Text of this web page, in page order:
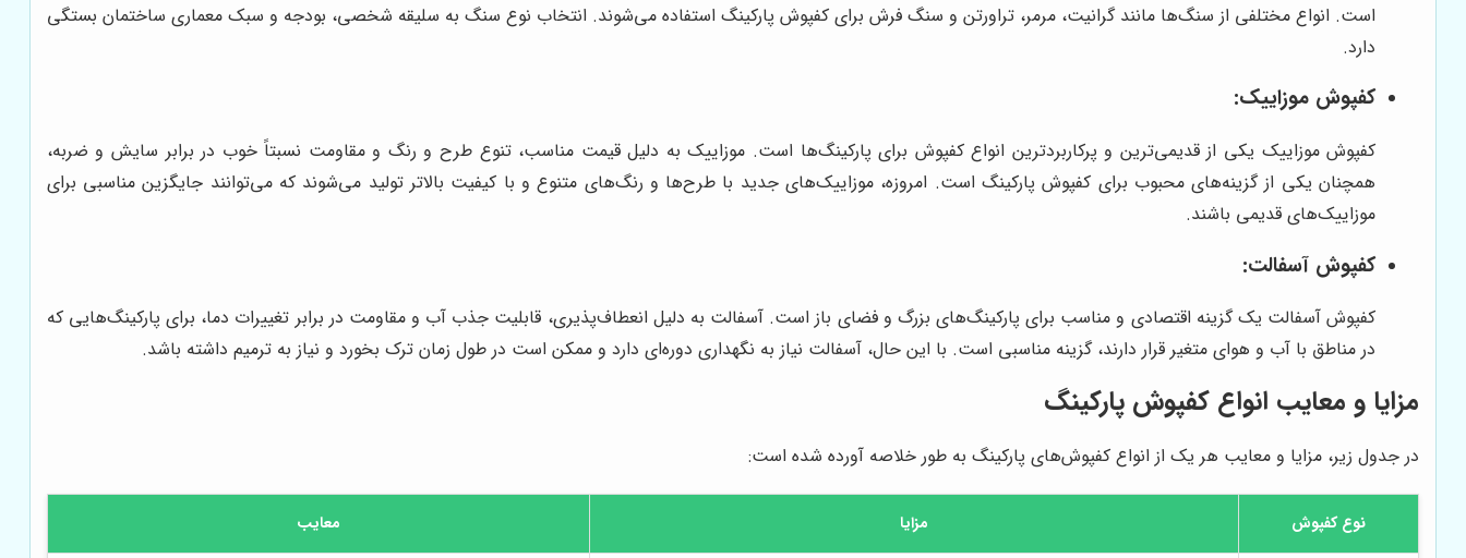
است. انواع مختلفی از سنگ‌ها مانند گرانیت، مرمر، تراورتن و سنگ فرش برای کفپوش پارکینگ استفاده می‌شوند. انتخاب نوع سنگ به سلیقه شخصی، بودجه و سبک معماری ساختمان بستگی
دارد.
کفپوش موزاییک:
کفپوش موزاییک یکی از قدیمی‌ترین و پرکاربردترین انواع کفپوش برای پارکینگ‌ها است. موزاییک به دلیل قیمت مناسب، تنوع طرح و رنگ و مقاومت نسبتاً خوب در برابر سایش و ضربه،
همچنان یکی از گزینه‌های محبوب برای کفپوش پارکینگ است. امروزه، موزاییک‌های جدید با طرح‌ها و رنگ‌های متنوع و با کیفیت بالاتر تولید می‌شوند که می‌توانند جایگزین مناسبی برای
موزاییک‌های قدیمی باشند.
کفپوش آسفالت:
کفپوش آسفالت یک گزینه اقتصادی و مناسب برای پارکینگ‌های بزرگ و فضای باز است. آسفالت به دلیل انعطاف‌پذیری، قابلیت جذب آب و مقاومت در برابر تغییرات دما، برای پارکینگ‌هایی که
در مناطق با آب و هوای متغیر قرار دارند، گزینه مناسبی است. با این حال، آسفالت نیاز به نگهداری دوره‌ای دارد و ممکن است در طول زمان ترک بخورد و نیاز به ترمیم داشته باشد.
مزایا و معایب انواع کفپوش پارکینگ
در جدول زیر، مزایا و معایب هر یک از انواع کفپوش‌های پارکینگ به طور خلاصه آورده شده است:
نوع کفپوش مزایا معایب